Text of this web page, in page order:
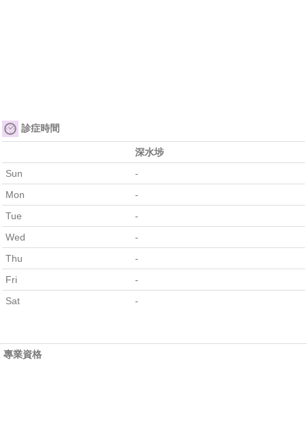
診症時間
深水埗
Sun
-
Mon
-
Tue
-
Wed
-
Thu
-
Fri
-
Sat
-
專業資格